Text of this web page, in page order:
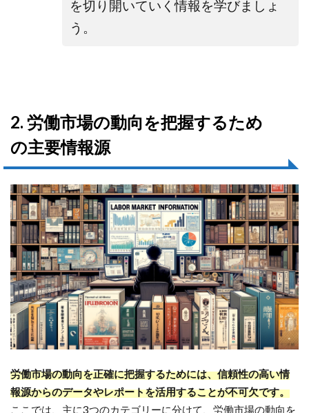
を切り開いていく情報を学びましょ
う。
2. 労働市場の動向を把握するため
の主要情報源
労働市場の動向を正確に把握するためには、信頼性の高い情
報源からのデータやレポートを活用することが不可欠です。
ここでは、主に3つのカテゴリーに分けて、労働市場の動向を